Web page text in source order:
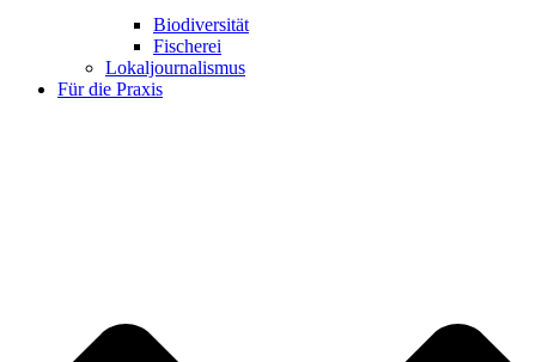
Biodiversität
Fischerei
Lokaljournalismus
Für die Praxis